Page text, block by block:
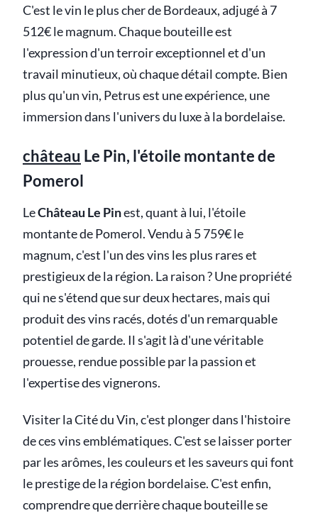
C'est le vin le plus cher de Bordeaux, adjugé à 7
512€ le magnum. Chaque bouteille est
l'expression d'un terroir exceptionnel et d'un
travail minutieux, où chaque détail compte. Bien
plus qu'un vin, Petrus est une expérience, une
immersion dans l'univers du luxe à la bordelaise.
château Le Pin, l'étoile montante de
Pomerol
LeChâteau Le Pinest, quant à lui, l'étoile
montante de Pomerol. Vendu à 5 759€ le
magnum, c'est l'un des vins les plus rares et
prestigieux de la région. La raison ? Une propriété
qui ne s'étend que sur deux hectares, mais qui
produit des vins racés, dotés d'un remarquable
potentiel de garde. Il s'agit là d'une véritable
prouesse, rendue possible par la passion et
l'expertise des vignerons.
Visiter la Cité du Vin, c'est plonger dans l'histoire
de ces vins emblématiques. C'est se laisser porter
par les arômes, les couleurs et les saveurs qui font
le prestige de la région bordelaise. C'est enfin,
comprendre que derrière chaque bouteille se